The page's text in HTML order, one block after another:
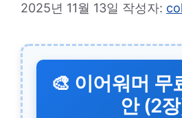
2025년 11월 13일 작성자:
🎨 이어워머 무
안 (2